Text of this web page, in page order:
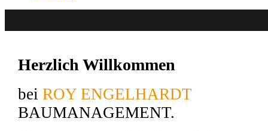
Herzlich Willkommen
bei ROY ENGELHARDT
BAUMANAGEMENT.